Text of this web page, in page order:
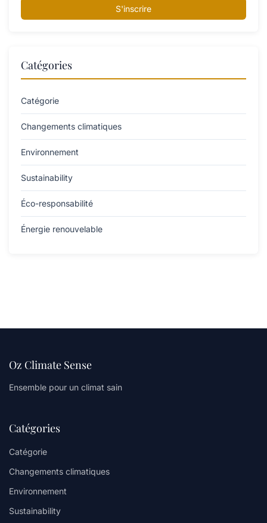
S'inscrire
Catégories
Catégorie
Changements climatiques
Environnement
Sustainability
Éco-responsabilité
Énergie renouvelable
Oz Climate Sense
Ensemble pour un climat sain
Catégories
Catégorie
Changements climatiques
Environnement
Sustainability